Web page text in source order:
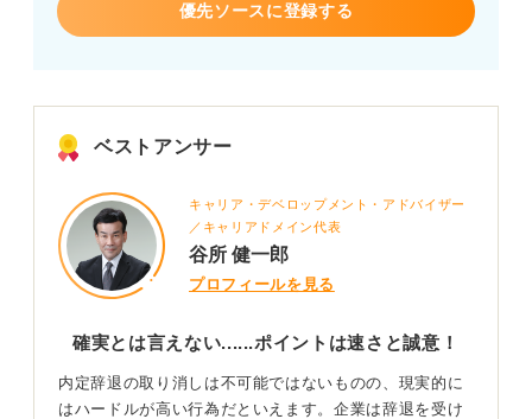
優先ソースに登録する
ベストアンサー
キャリア・デベロップメント・アドバイザー
／キャリアドメイン代表
谷所 健一郎
プロフィールを見る
確実とは言えない......ポイントは速さと誠意！
内定辞退の取り消しは不可能ではないものの、現実的に
はハードルが高い行為だといえます。企業は辞退を受け